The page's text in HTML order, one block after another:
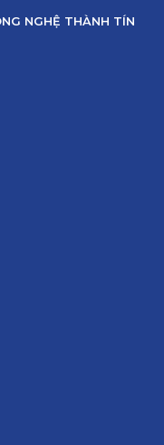
NGHỆ THÀNH TÍN